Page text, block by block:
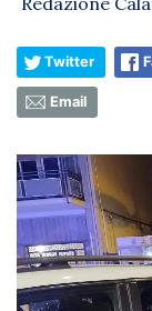
Twitter
Email